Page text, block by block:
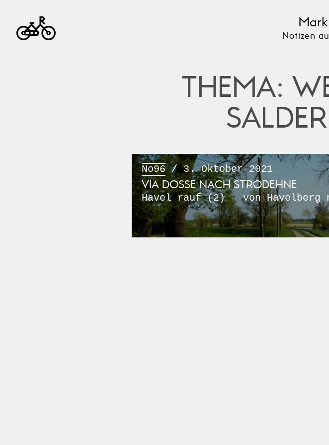
Notizen
THEMA:
No96/ 3. Oktober 2021
VIA DOSSE NACH STRODEHNE
Havel rauf (2) – von Havelberg